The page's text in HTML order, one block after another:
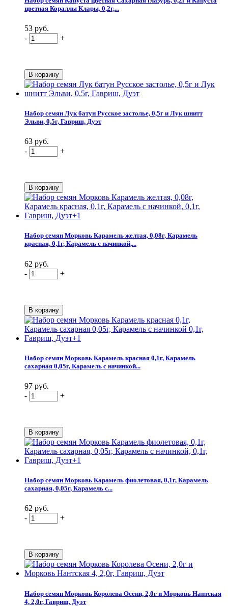
цветная Кораллы Клары, 0,2г,...
53 руб.
-
+
Набор семян Лук батун Русское застолье, 0,5г и Лук шнитт
Эльви, 0,5г, Гавриш, Дуэт
63 руб.
-
+
Набор семян Морковь Карамель желтая, 0,08г, Карамель
красная, 0,1г, Карамель с начинкой,...
62 руб.
-
+
Набор семян Морковь Карамель красная 0,1г, Карамель
сахарная 0,05г, Карамель с начинкой...
97 руб.
-
+
Набор семян Морковь Карамель фиолетовая, 0,1г, Карамель
сахарная, 0,05г, Карамель с...
62 руб.
-
+
Набор семян Морковь Королева Осени, 2,0г и Морковь Нантская
4, 2,0г, Гавриш, Дуэт